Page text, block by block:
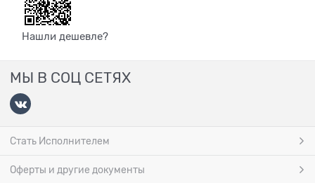
Нашли дешевле?
МЫ В СОЦ СЕТЯХ
Стать Исполнителем
Оферты и другие документы